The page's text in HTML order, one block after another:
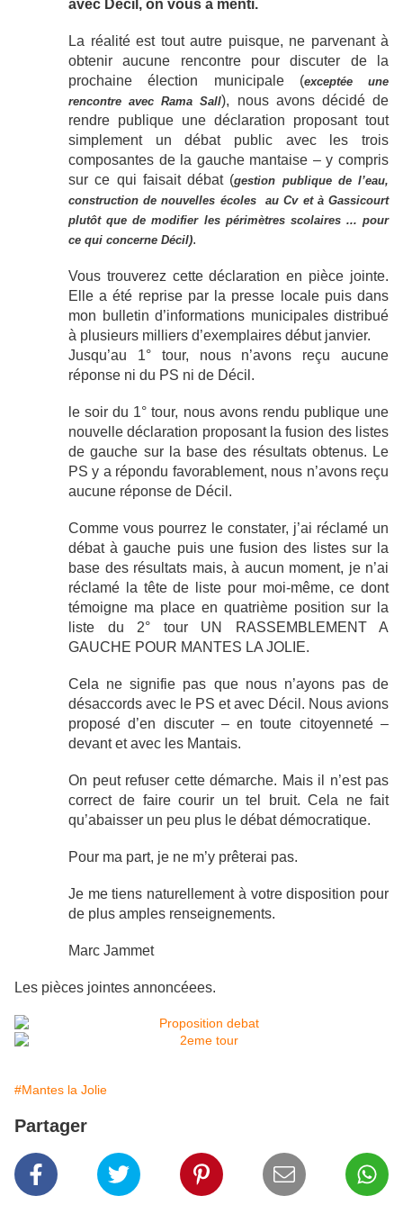
avec Décil, on vous a menti.
La réalité est tout autre puisque, ne parvenant à
obtenir aucune rencontre pour discuter de la
prochaine élection municipale (exceptée une
rencontre avec Rama Sall), nous avons décidé de
rendre publique une déclaration proposant tout
simplement un débat public avec les trois
composantes de la gauche mantaise – y compris
sur ce qui faisait débat (gestion publique de l’eau,
construction de nouvelles écoles au Cv et à Gassicourt
plutôt que de modifier les périmètres scolaires ... pour
ce qui concerne Décil).
Vous trouverez cette déclaration en pièce jointe.
Elle a été reprise par la presse locale puis dans
mon bulletin d’informations municipales distribué
à plusieurs milliers d’exemplaires début janvier.
Jusqu’au 1° tour, nous n’avons reçu aucune
réponse ni du PS ni de Décil.
le soir du 1° tour, nous avons rendu publique une
nouvelle déclaration proposant la fusion des listes
de gauche sur la base des résultats obtenus. Le
PS y a répondu favorablement, nous n’avons reçu
aucune réponse de Décil.
Comme vous pourrez le constater, j’ai réclamé un
débat à gauche puis une fusion des listes sur la
base des résultats mais, à aucun moment, je n’ai
réclamé la tête de liste pour moi-même, ce dont
témoigne ma place en quatrième position sur la
liste du 2° tour UN RASSEMBLEMENT A
GAUCHE POUR MANTES LA JOLIE.
Cela ne signifie pas que nous n’ayons pas de
désaccords avec le PS et avec Décil. Nous avions
proposé d’en discuter – en toute citoyenneté –
devant et avec les Mantais.
On peut refuser cette démarche. Mais il n’est pas
correct de faire courir un tel bruit. Cela ne fait
qu’abaisser un peu plus le débat démocratique.
Pour ma part, je ne m’y prêterai pas.
Je me tiens naturellement à votre disposition pour
de plus amples renseignements.
Marc Jammet
Les pièces jointes annoncéees.
#Mantes la Jolie
Partager